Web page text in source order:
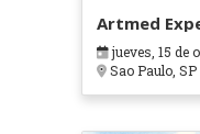
Artmed
jueves, 15 de
Sao Paulo, SP